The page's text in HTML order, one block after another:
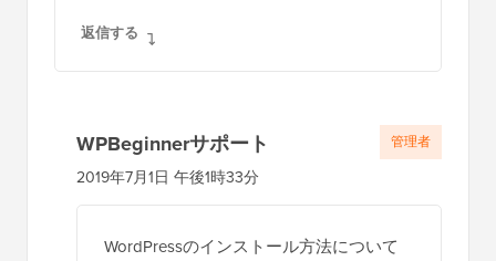
返信する
WPBeginnerサポート
2019年7月1日 午後1時33分
WordPressのインストール方法について
管理者